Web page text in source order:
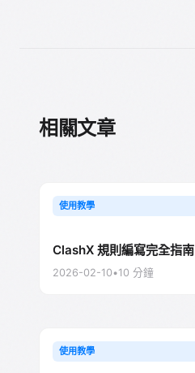
相關文章
使用教學
ClashX 規則編寫完全指南
2026-02-10•10 分鐘
使用教學